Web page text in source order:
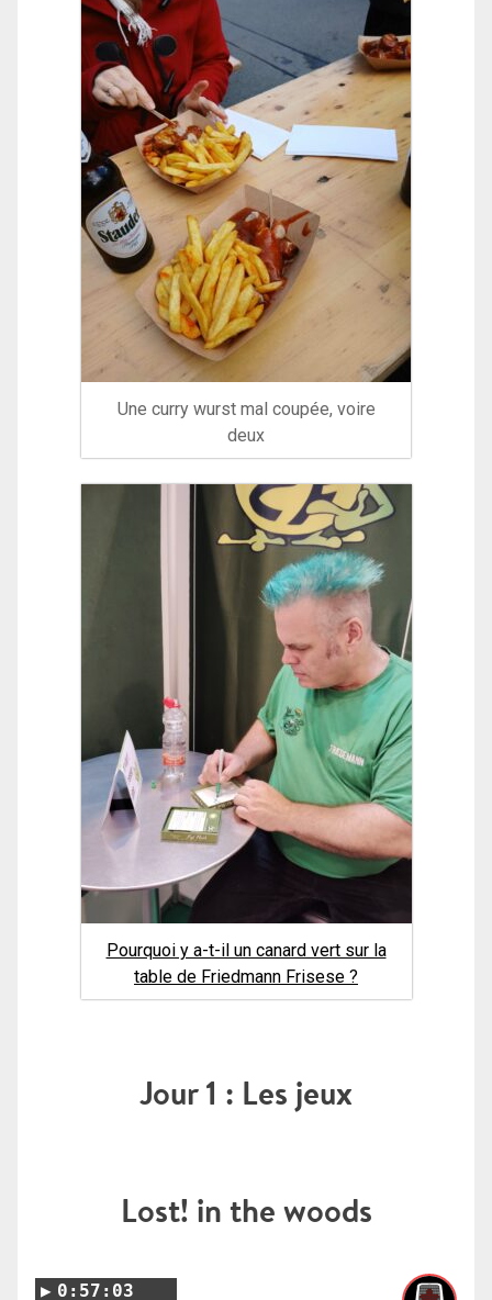
Une curry wurst mal coupée, voire
deux
Pourquoi y a-t-il un canard vert sur la
table de Friedmann Frisese ?
Jour 1 : Les jeux
Lost! in the woods
0:57:03